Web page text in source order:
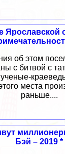
Ярославской
об этом
с битвой с
места
раньше....
Бэй – 2019 *